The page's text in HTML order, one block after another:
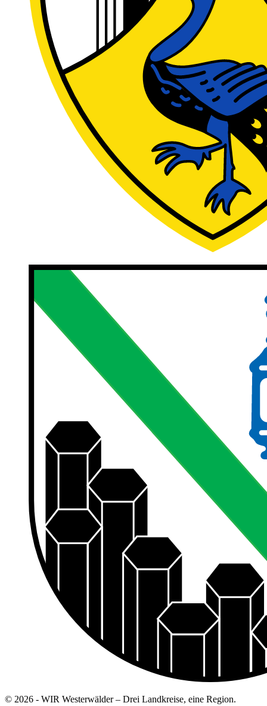
© 2026 - WIR Westerwälder – Drei Landkreise, eine Region.